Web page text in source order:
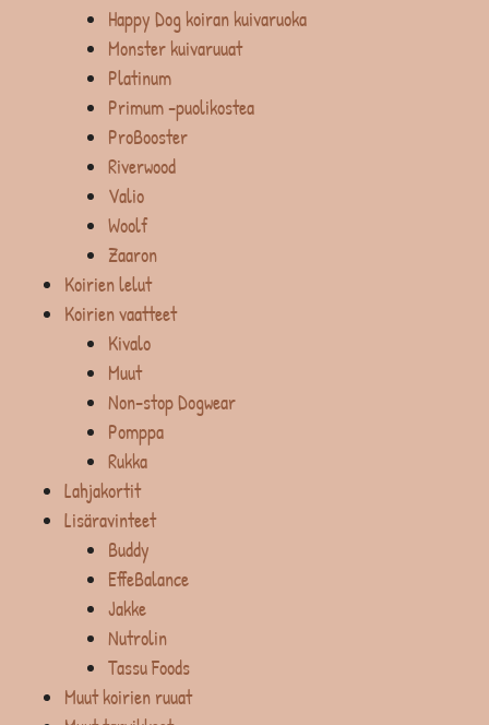
Happy Dog koiran kuivaruoka
Monster kuivaruuat
Platinum
Primum -puolikostea
ProBooster
Riverwood
Valio
Woolf
Zaaron
Koirien lelut
Koirien vaatteet
Kivalo
Muut
Non-stop Dogwear
Pomppa
Rukka
Lahjakortit
Lisäravinteet
Buddy
EffeBalance
Jakke
Nutrolin
Tassu Foods
Muut koirien ruuat